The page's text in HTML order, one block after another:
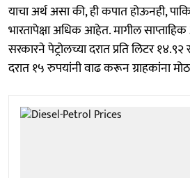
याचा अर्थ असा की, ही कपात होऊनही,
भारतापेक्षा अधिक आहेत. मागील
सरकारने पेट्रोलच्या दरात प्रति लिटर
दरात १५ रुपयांनी वाढ करून ग्राहकांना